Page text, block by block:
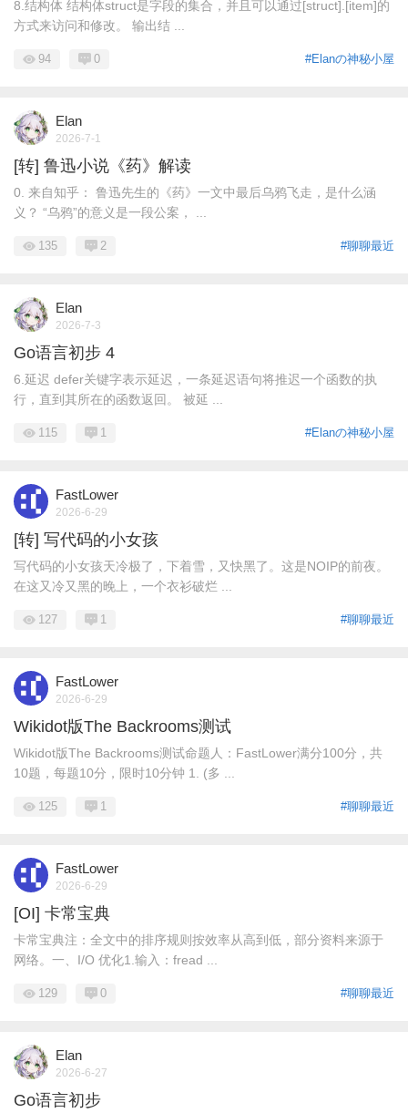
8.结构体 结构体struct是字段的集合，并且可以通过[struct].[item]的
方式来访问和修改。 输出结 ...
#Elanの神秘小屋
94 0
Elan
2026-7-1
[转] 鲁迅小说《药》解读
0. 来自知乎： 鲁迅先生的《药》一文中最后乌鸦飞走，是什么涵
义？ “乌鸦”的意义是一段公案， ...
#聊聊最近
135 2
Elan
2026-7-3
Go语言初步 4
6.延迟 defer关键字表示延迟，一条延迟语句将推迟一个函数的执
行，直到其所在的函数返回。 被延 ...
#Elanの神秘小屋
115 1
FastLower
2026-6-29
[转] 写代码的小女孩
写代码的小女孩天冷极了，下着雪，又快黑了。这是NOIP的前夜。
在这又冷又黑的晚上，一个衣衫破烂 ...
#聊聊最近
127 1
FastLower
2026-6-29
Wikidot版The Backrooms测试
Wikidot版The Backrooms测试命题人：FastLower满分100分，共
10题，每题10分，限时10分钟 1. (多 ...
#聊聊最近
125 1
FastLower
2026-6-29
[OI] 卡常宝典
卡常宝典注：全文中的排序规则按效率从高到低，部分资料来源于
网络。一、I/O 优化1.输入：fread ...
#聊聊最近
129 0
Elan
2026-6-27
Go语言初步